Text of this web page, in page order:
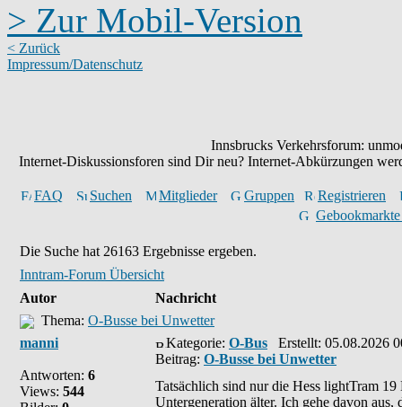
> Zur Mobil-Version
< Zurück
Impressum/Datenschutz
Innsbrucks Verkehrsforum:
Internet-Diskussionsforen sind Dir neu? Internet-Abkürzungen
FAQ Suchen Mitglieder Gruppen
Registrieren
Die Suche hat 26163 Ergebnisse ergeben.
Inntram-Forum Übersicht
Autor
Nachricht
Thema: O-Busse bei Unwetter
manni
Antworten: 6
Views: 544
Kategorie: O-Bus Erstellt: 05.08.2026
Beitrag: O-Busse bei Unwetter
Tatsächlich sind nur die Hess lightTram
Untergeneration älter. Ich gehe davon aus,